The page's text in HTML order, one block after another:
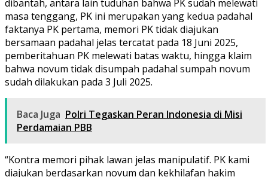
dibantah, antara lain tuduhan bahwa PK sudah melewati
masa tenggang, PK ini merupakan yang kedua padahal
faktanya PK pertama, memori PK tidak diajukan
bersamaan padahal jelas tercatat pada 18 Juni 2025,
pemberitahuan PK melewati batas waktu, hingga klaim
bahwa novum tidak disumpah padahal sumpah novum
sudah dilakukan pada 3 Juli 2025.
Baca Juga Polri Tegaskan Peran Indonesia di Misi
Perdamaian PBB
“Kontra memori pihak lawan jelas manipulatif. PK kami
diajukan berdasarkan novum dan kekhilafan hakim